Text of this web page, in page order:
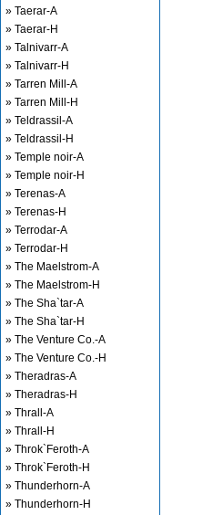
» Taerar-A
» Taerar-H
» Talnivarr-A
» Talnivarr-H
» Tarren Mill-A
» Tarren Mill-H
» Teldrassil-A
» Teldrassil-H
» Temple noir-A
» Temple noir-H
» Terenas-A
» Terenas-H
» Terrodar-A
» Terrodar-H
» The Maelstrom-A
» The Maelstrom-H
» The Sha`tar-A
» The Sha`tar-H
» The Venture Co.-A
» The Venture Co.-H
» Theradras-A
» Theradras-H
» Thrall-A
» Thrall-H
» Throk`Feroth-A
» Throk`Feroth-H
» Thunderhorn-A
» Thunderhorn-H